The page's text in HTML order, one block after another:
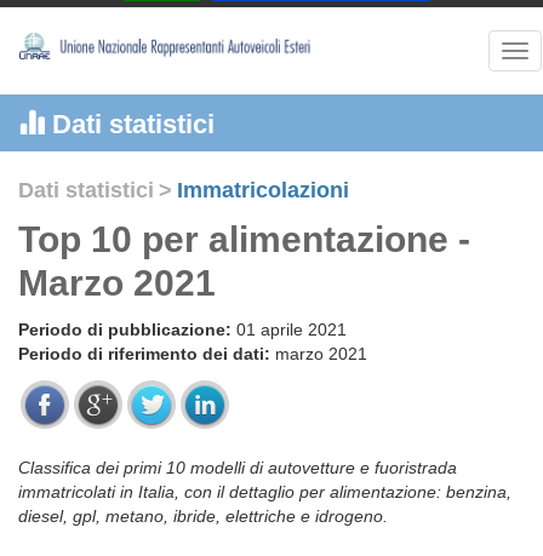
Dati statistici
Dati statistici > Immatricolazioni
Top 10 per alimentazione -
Marzo 2021
Periodo di pubblicazione: 01 aprile 2021
Periodo di riferimento dei dati: marzo 2021
Classifica dei primi 10 modelli di autovetture e fuoristrada
immatricolati in Italia, con il dettaglio per alimentazione: benzina,
diesel, gpl, metano, ibride, elettriche e idrogeno.